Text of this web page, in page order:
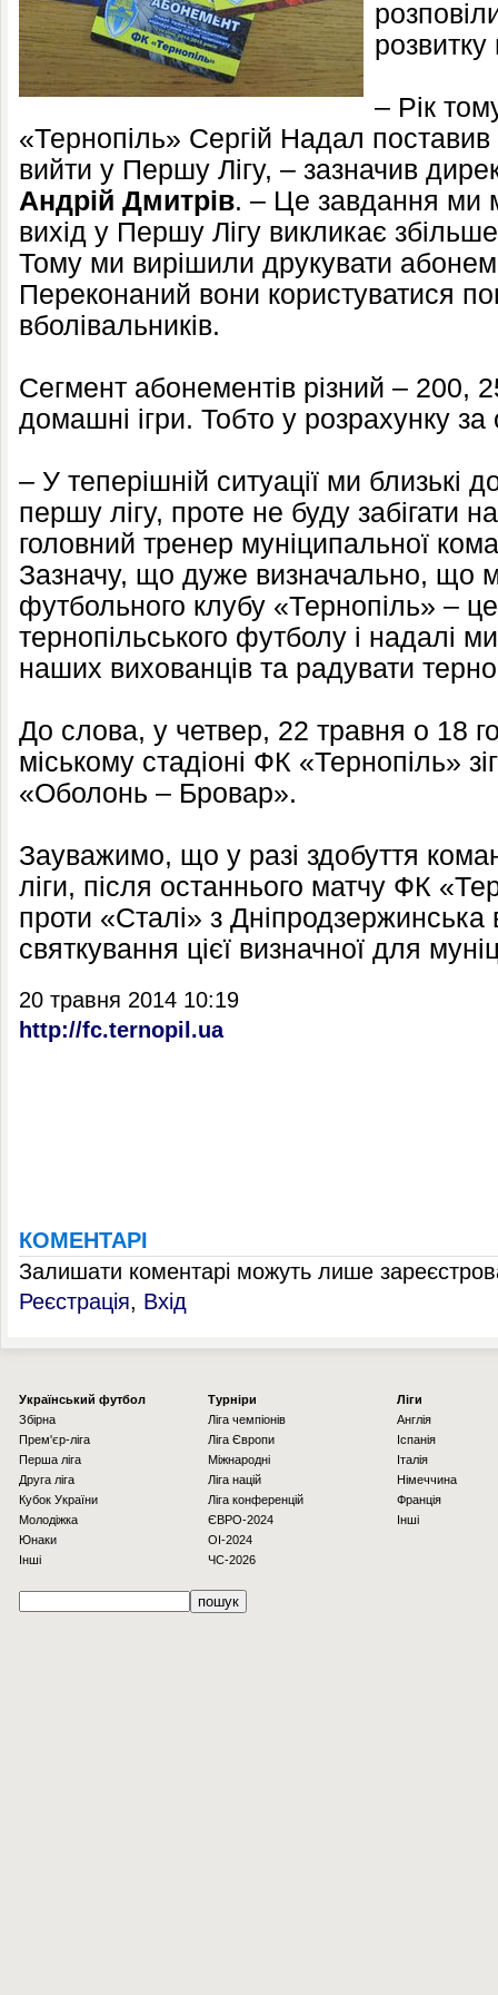
– Рік
«Тернопіль» Сергій Надал
вийти у Першу Лігу, – зазначив
Андрій Дмитрів. – Це завдання ми
вихід у Першу Лігу викликає
Тому ми вирішили друкувати
Переконаний вони користуватися
вболівальників.
Сегмент абонементів різний – 200,
домашні ігри. Тобто у розрахунку
– У теперішній ситуації ми близькі
першу лігу, проте не буду забігати
головний тренер муніципальної
Зазначу, що дуже визначально, що
футбольного клубу «Тернопіль» –
тернопільського футболу і надалі
наших вихованців та радувати
До слова, у четвер, 22 травня о 18
міському стадіоні ФК «Тернопіль»
«Оболонь – Бровар».
Зауважимо, що у разі здобуття
ліги, після останнього матчу ФК
проти «Сталі» з Дніпродзержинська
святкування цієї визначної для
20 травня 2014 10:19
http://fc.ternopil.ua
КОМЕНТАРІ
Залишати коментарі можуть лише
Реєстрація, Вхід
Українcький футбол
Збірна
Прем'єр-ліга
Перша ліга
Друга ліга
Кубок України
Молодіжка
Юнаки
Інші
Турніри
Ліга чемпіонів
Ліга Європи
Міжнародні
Ліга націй
Ліга конференцій
ЄВРО-2024
OI-2024
ЧС-2026
Ліги
Англія
Іспанія
Італія
Німеччина
Франція
Інші